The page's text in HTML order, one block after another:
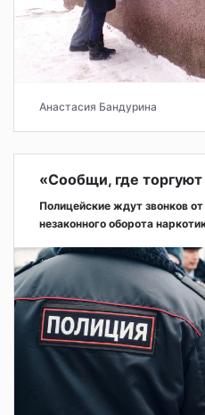
Анастасия Бандурина
«Сообщи, где
Полицейские ждут звонков
незаконного оборота